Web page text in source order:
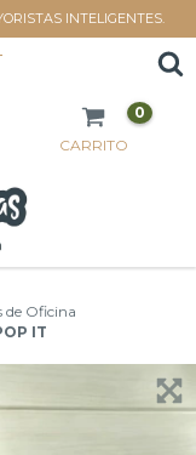
INTELIGENTES.
CARRITO
0
de Oficina
IT